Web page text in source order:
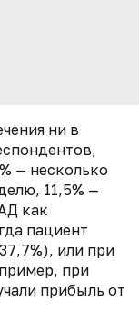
ни в
— несколько
11,5% —
как
пациент
или при
при
прибыль от